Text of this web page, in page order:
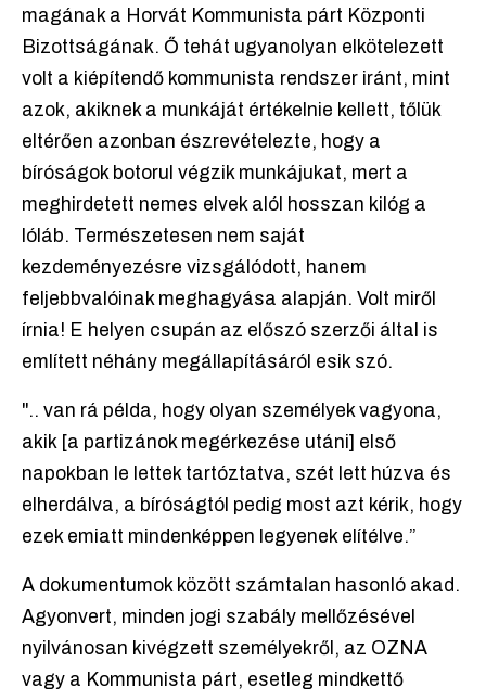
magának a Horvát Kommunista párt Központi
Bizottságának. Ő tehát ugyanolyan elkötelezett
volt a kiépítendő kommunista rendszer iránt, mint
azok, akiknek a munkáját értékelnie kellett, tőlük
eltérően azonban észrevételezte, hogy a
bíróságok botorul végzik munkájukat, mert a
meghirdetett nemes elvek alól hosszan kilóg a
lóláb. Természetesen nem saját
kezdeményezésre vizsgálódott, hanem
feljebbvalóinak meghagyása alapján. Volt miről
írnia! E helyen csupán az előszó szerzői által is
említett néhány megállapításáról esik szó.
".. van rá példa, hogy olyan személyek vagyona,
akik [a partizánok megérkezése utáni] első
napokban le lettek tartóztatva, szét lett húzva és
elherdálva, a bíróságtól pedig most azt kérik, hogy
ezek emiatt mindenképpen legyenek elítélve.”
A dokumentumok között számtalan hasonló akad.
Agyonvert, minden jogi szabály mellőzésével
nyilvánosan kivégzett személyekről, az OZNA
vagy a Kommunista párt, esetleg mindkettő